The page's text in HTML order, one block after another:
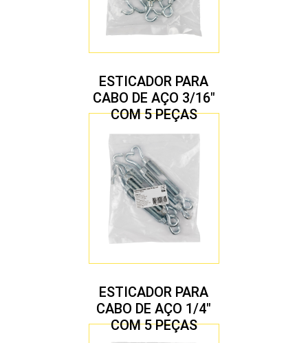
ESTICADOR PARA
CABO DE AÇO 3/16″
COM 5 PEÇAS
ESTICADOR PARA
CABO DE AÇO 1/4″
COM 5 PEÇAS